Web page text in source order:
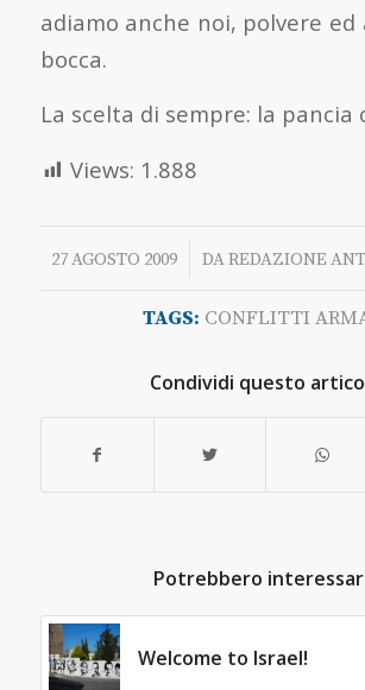
adiamo anche noi, polvere ed
bocca.
La scelta di sempre: la pancia
Views: 1.888
27 AGOSTO 2009
/ DAREDAZIONE
TAGS: CONFLITTI
Condividi questo
Potrebbero
Welcome to Israel!